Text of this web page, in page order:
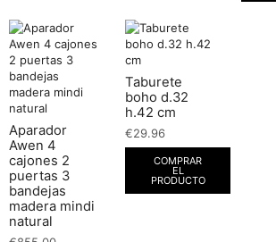
Aparador
Awen 4
cajones 2
puertas 3
bandejas
madera mindi
natural
Taburete
boho d.32
h.42 cm
€29.96
COMPRAR
EL
PRODUCTO